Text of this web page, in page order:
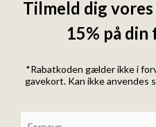
Tilmeld dig
15% på
*Rabatkoden gælder ikke i
gavekort. Kan ikke anvendes